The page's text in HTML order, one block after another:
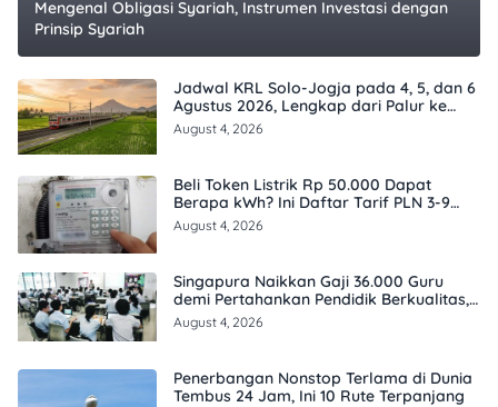
Mengenal Obligasi Syariah, Instrumen Investasi dengan
Prinsip Syariah
Jadwal KRL Solo-Jogja pada 4, 5, dan 6
Agustus 2026, Lengkap dari Palur ke
Tugu
August 4, 2026
Beli Token Listrik Rp 50.000 Dapat
Berapa kWh? Ini Daftar Tarif PLN 3-9
Agustus 2026
August 4, 2026
Singapura Naikkan Gaji 36.000 Guru
demi Pertahankan Pendidik Berkualitas,
Ini Besarannya
August 4, 2026
Penerbangan Nonstop Terlama di Dunia
Tembus 24 Jam, Ini 10 Rute Terpanjang